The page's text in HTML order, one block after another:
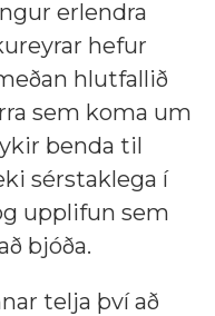
erlendra
hefur
hlutfallið
sem koma um
benda til
sérstaklega í
upplifun sem
bjóða.
telja því að